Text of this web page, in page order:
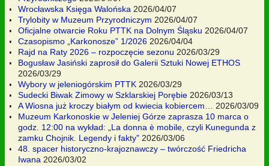
Wrocławska Księga Walońska 2026/04/07
Trylobity w Muzeum Przyrodniczym 2026/04/07
Oficjalne otwarcie Roku PTTK na Dolnym Śląsku 2026/04/07
Czasopismo „Karkonosze” 1/2026 2026/04/04
Rajd na Raty 2026 – rozpoczęcie sezonu 2026/03/29
Bogusław Jasiński zaprosił do Galerii Sztuki Nowej ETHOS
2026/03/29
Wybory w jeleniogórskim PTTK 2026/03/29
Sudecki Biwak Zimowy w Szklarskiej Porębie 2026/03/13
A Wiosna już kroczy białym od kwiecia kobiercem…
2026/03/09
Muzeum Karkonoskie w Jeleniej Górze zaprasza 10 marca o
godz. 12:00 na wykład: „La donna è mobile, czyli Kunegunda z
zamku Chojnik. Legendy i fakty” 2026/03/06
48. spacer historyczno-krajoznawczy – twórczość Friedricha
Iwana 2026/03/02